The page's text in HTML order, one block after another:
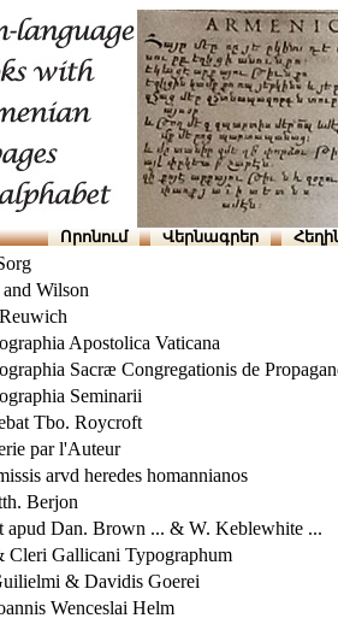
Որոնում Վերնագրեր
Wilson
Apostolica Vaticana
Sacræ Congregationis de
Seminarii
Tbo. Roycroft
par l'Auteur
arvd heredes homannianos
Berjon
apud Dan. Brown ... & W. Keblewhite ...
Cleri Gallicani Typographum
& Davidis Goerei
Wenceslai Helm